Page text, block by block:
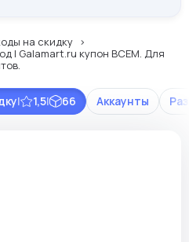
на скидку
| Galamart.ru купон ВСЕМ. Для
Аккаунты
| 1,5| 66